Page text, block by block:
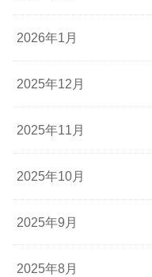
2026年1月
2025年12月
2025年11月
2025年10月
2025年9月
2025年8月